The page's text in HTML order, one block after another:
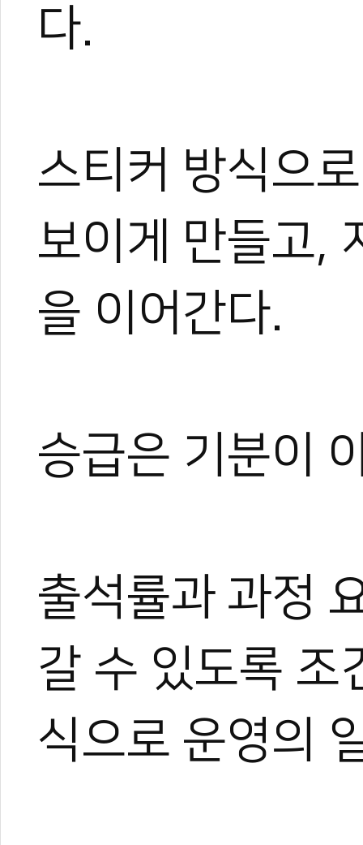
다.
스티커 방식으
보이게 만들고,
을 이어간다.
승급은 기분이
출석률과 과정
갈 수 있도록 조
식으로 운영의